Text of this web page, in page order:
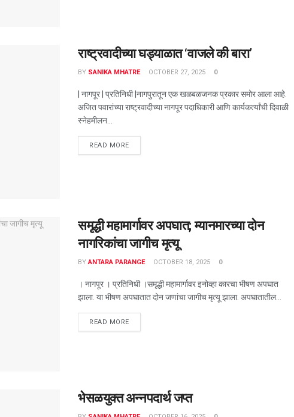
राष्ट्रवादीच्या घड्याळात ‌‘वाजले की बारा’
BY SANIKA MHATRE OCTOBER 27, 2025 0
| नागपूर | प्रतिनिधी |नागपुरातून एक खळबळजनक प्रकार समोर आला आहे.
अजित पवारांच्या राष्ट्रवादीच्या नागपूर पदाधिकारी आणि कार्यकर्त्यांची दिवाळी
स्नेहमीलन...
READ MOREDETAILS
समृद्धी महामार्गावर अपघात; म्यानमारच्या दोन
नागरिकांचा जागीच मृत्यू
BY ANTARA PARANGE OCTOBER 18, 2025 0
। नागपूर । प्रतिनिधी ।समृद्धी महामार्गावर इनोव्हा कारचा भीषण अपघात
झाला. या भीषण अपघातात दोन जणांचा जागीच मृत्यू झाला. अपघातातील...
READ MOREDETAILS
भेसळयुक्त अन्नपदार्थ जप्त